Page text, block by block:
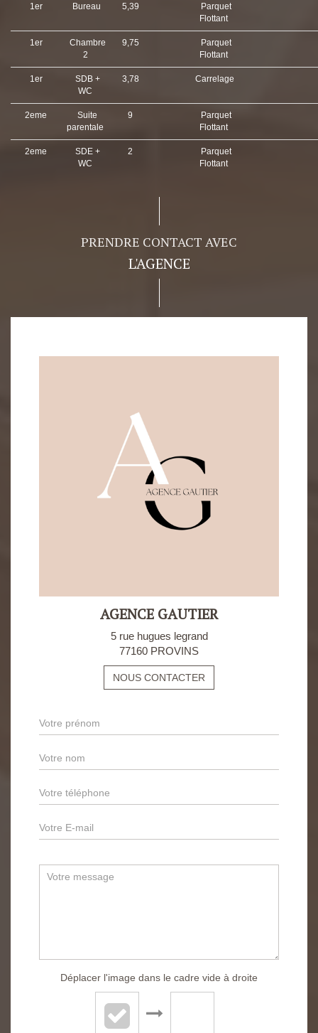
1er Bureau 5,39
Parquet
Flottant
1er
Chambre
2
9,75
Parquet
Flottant
1er
SDB +
WC
3,78 Carrelage
2eme
Suite
parentale
9
Parquet
Flottant
2eme
SDE +
WC
2
Parquet
Flottant
PRENDRE CONTACT AVEC
L'AGENCE
AGENCE GAUTIER
5 rue hugues legrand
77160 PROVINS
NOUS CONTACTER
Déplacer l'image dans le cadre vide à droite